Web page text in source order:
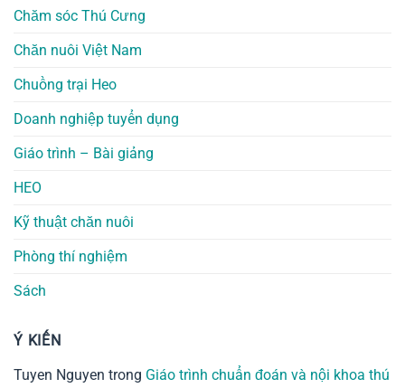
Chăm sóc Thú Cưng
Chăn nuôi Việt Nam
Chuồng trại Heo
Doanh nghiệp tuyển dụng
Giáo trình – Bài giảng
HEO
Kỹ thuật chăn nuôi
Phòng thí nghiệm
Sách
Ý KIẾN
Tuyen Nguyen trong Giáo trình chuẩn đoán và nội khoa thú